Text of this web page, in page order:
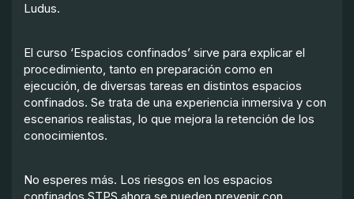
Ludus.
El curso ‘Espacios confinados’ sirve para explicar el
procedimiento, tanto en preparación como en
ejecución, de diversas tareas en distintos espacios
confinados. Se trata de una experiencia inmersiva y con
escenarios realistas, lo que mejora la retención de los
conocimientos.
No esperes más. Los riesgos en los espacios